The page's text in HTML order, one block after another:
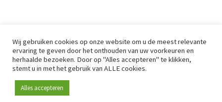
Wij gebruiken cookies op onze website om u de meest relevante
ervaring te geven door het onthouden van uw voorkeuren en
herhaalde bezoeken. Door op "Alles accepteren" te klikken,
stemt u in met het gebruik van ALLE cookies.
Alles accepteren